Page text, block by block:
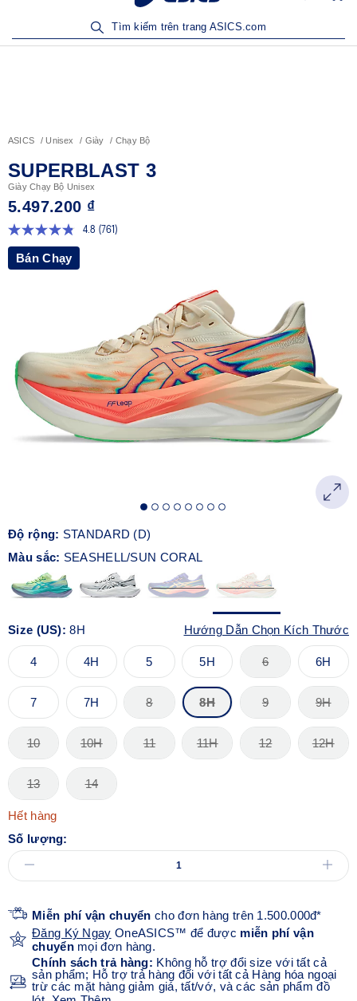
Tìm kiếm trên trang ASICS.com
ASICS Unisex Giày Chạy Bộ
SUPERBLAST 3
Giày Chạy Bộ Unisex
5.497.200 ₫
4.8 Đọc
tự.
(761)
Bán Chạy
Độ rộng: STANDARD (D)
Màu sắc: SEASHELL/SUN CORAL
Size (US):8H Hướng Dẫn Chọn Kích Thước
4 4H 5 5H 6 6H
7 7H 8 8H 9 9H
10 10H 11 11H 12 12H
13 14
Hết hàng
Số lượng:
Miễn phí vận chuyển cho đơn hàng trên 1.500.000đ*
Đăng Ký Ngay OneASICS™ để được miễn phí vận
chuyểnmọi đơn hàng.
Chính sách trả hàng: Không hỗ trợ đổi size với tất cả
sản phẩm; Hỗ trợ trả hàng đối với tất cả Hàng hóa ngoại
trừ các mặt hàng giảm giá, tất/vớ, và các sản phẩm đồ